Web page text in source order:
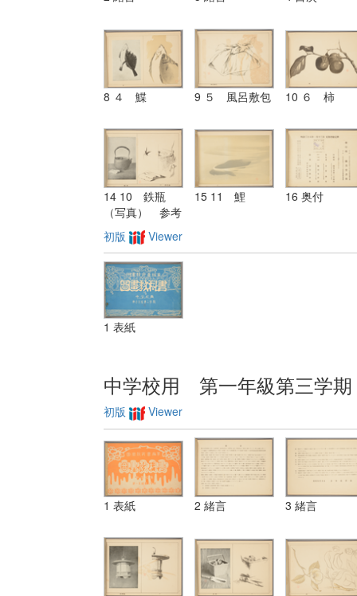
8 ４ 鰈 9 ５ 風呂敷包 10 ６ 柿
14 10 鉄瓶
（写真） 参考
図
15 11 鯉 16 奥付
初版 Viewer
1 表紙
中学校用 第一年級第三学期
初版 Viewer
1 表紙 2 緒言 3 緒言